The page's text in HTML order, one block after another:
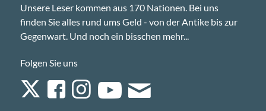
Unsere Leser kommen aus 170 Nationen. Bei uns
finden Sie alles rund ums Geld - von der Antike bis zur
Gegenwart. Und noch ein bisschen mehr...
Folgen Sie uns